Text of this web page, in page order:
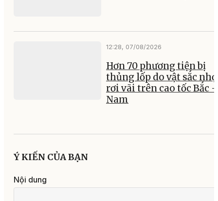
12:28, 07/08/2026
Hơn 70 phương tiện bị
thủng lốp do vật sắc
rơi vãi trên cao tốc Bắc -
Nam
Ý KIẾN CỦA BẠN
Nội dung